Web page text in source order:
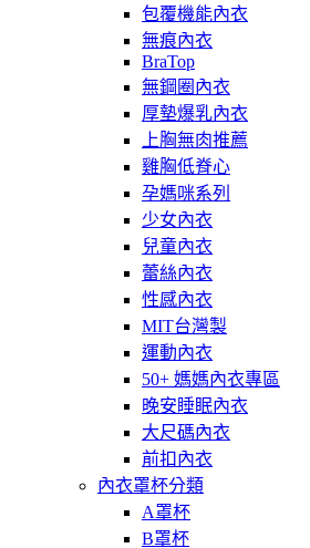
包覆機能內衣
無痕內衣
BraTop
無鋼圈內衣
厚墊爆乳內衣
上胸無肉推薦
雞胸低脊心
孕媽咪系列
少女內衣
兒童內衣
蕾絲內衣
性感內衣
MIT台灣製
運動內衣
50+ 媽媽內衣專區
晚安睡眠內衣
大尺碼內衣
前扣內衣
內衣罩杯分類
A罩杯
B罩杯